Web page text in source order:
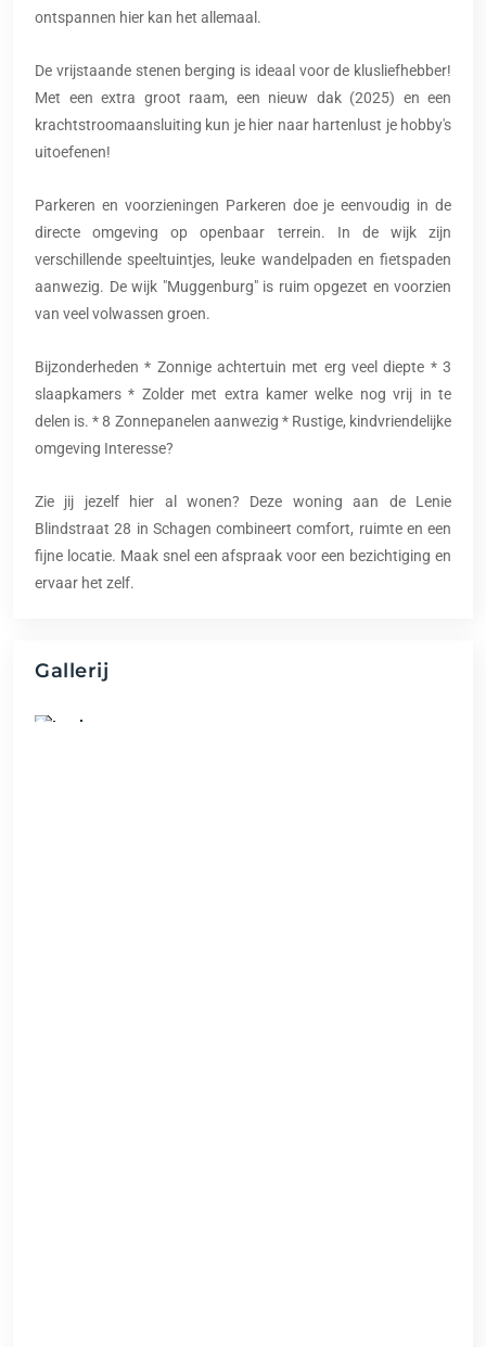
ontspannen hier kan het allemaal.
De vrijstaande stenen berging is ideaal voor de klusliefhebber!
Met een extra groot raam, een nieuw dak (2025) en een
krachtstroomaansluiting kun je hier naar hartenlust je hobby's
uitoefenen!
Parkeren en voorzieningen Parkeren doe je eenvoudig in de
directe omgeving op openbaar terrein. In de wijk zijn
verschillende speeltuintjes, leuke wandelpaden en fietspaden
aanwezig. De wijk "Muggenburg" is ruim opgezet en voorzien
van veel volwassen groen.
Bijzonderheden * Zonnige achtertuin met erg veel diepte * 3
slaapkamers * Zolder met extra kamer welke nog vrij in te
delen is. * 8 Zonnepanelen aanwezig * Rustige, kindvriendelijke
omgeving Interesse?
Zie jij jezelf hier al wonen? Deze woning aan de Lenie
Blindstraat 28 in Schagen combineert comfort, ruimte en een
fijne locatie. Maak snel een afspraak voor een bezichtiging en
ervaar het zelf.
Gallerij